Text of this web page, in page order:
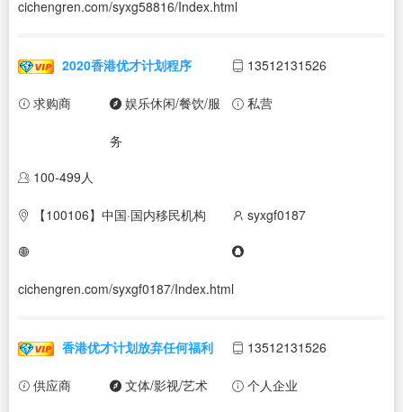
cichengren.com/syxg58816/Index.html
2020香港优才计划程序 13512131526
求购商 娱乐休闲/餐饮/服
务
私营
100-499人
【100106】中国·国内移民机构 syxgf0187
cichengren.com/syxgf0187/Index.html
香港优才计划放弃任何福利 13512131526
供应商 文体/影视/艺术 个人企业